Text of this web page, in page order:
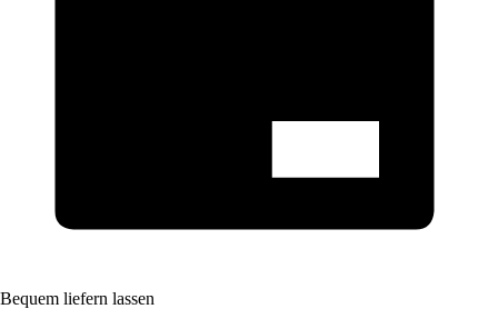
Bequem liefern lassen